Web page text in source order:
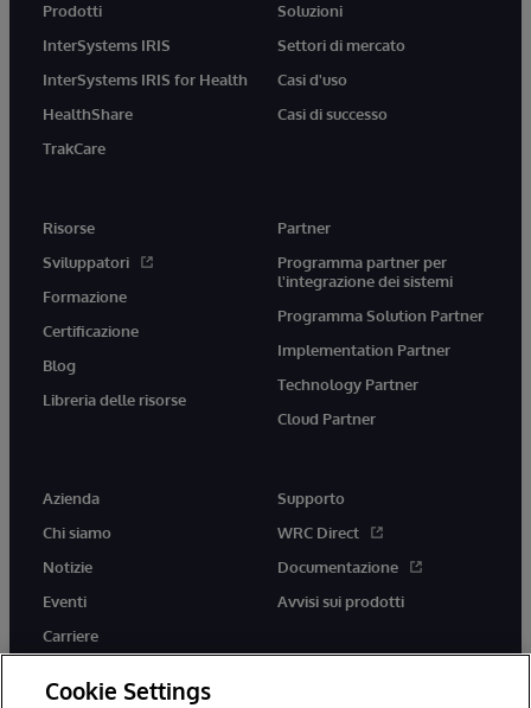
Prodotti
InterSystems IRIS
InterSystems IRIS for Health
HealthShare
TrakCare
Soluzioni
Settori di mercato
Casi d'uso
Casi di successo
Risorse
Sviluppatori
Formazione
Certificazione
Blog
Libreria delle risorse
Partner
Programma partner per
l'integrazione dei sistemi
Programma Solution Partner
Implementation Partner
Technology Partner
Cloud Partner
Azienda
Chi siamo
Notizie
Eventi
Carriere
Supporto
WRC Direct
Documentazione
Avvisi sui prodotti
Cookie Settings